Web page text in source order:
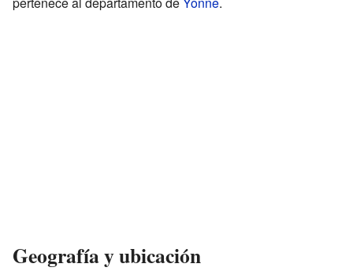
Geografía y ubicación